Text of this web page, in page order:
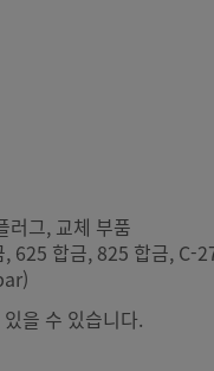
러그, 교체 부품
합금, 825 합금, C-
을 수 있습니다.